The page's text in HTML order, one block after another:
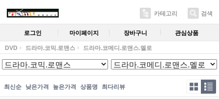
카테고리 검색
로그인 마이페이지 장바구니 관심상품
DVD 드라마.코믹.로맨스 드라마.코메디.로맨스.멜로
최신순 낮은가격 높은가격 상품명 최다리뷰